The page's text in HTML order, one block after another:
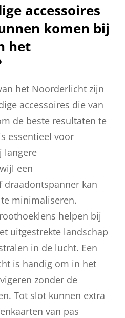
accessoires
komen bij
het
het Noorderlicht zijn
accessoires die van
de beste resultaten te
essentieel voor
langere
een
draadontspanner kan
minimaliseren.
helpen bij
uitgestrekte landschap
in de lucht. Een
is handig om in het
zonder de
Tot slot kunnen extra
van pas